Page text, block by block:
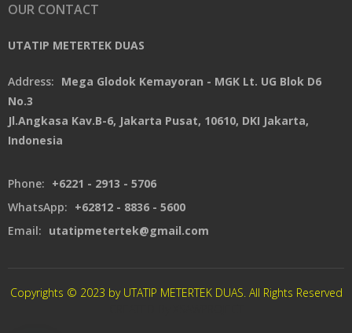
OUR CONTACT
UTATIP METERTEK DUAS
Address: Mega Glodok Kemayoran - MGK Lt. UG Blok D6
No.3
Jl.Angkasa Kav.B-6, Jakarta Pusat, 10610, DKI Jakarta,
Indonesia
Phone: +6221 - 2913 - 5706
WhatsApp: +62812 - 8836 - 5600
Email: utatipmetertek@gmail.com
Copyrights © 2023 by UTATIP METERTEK DUAS. All Rights Reserved